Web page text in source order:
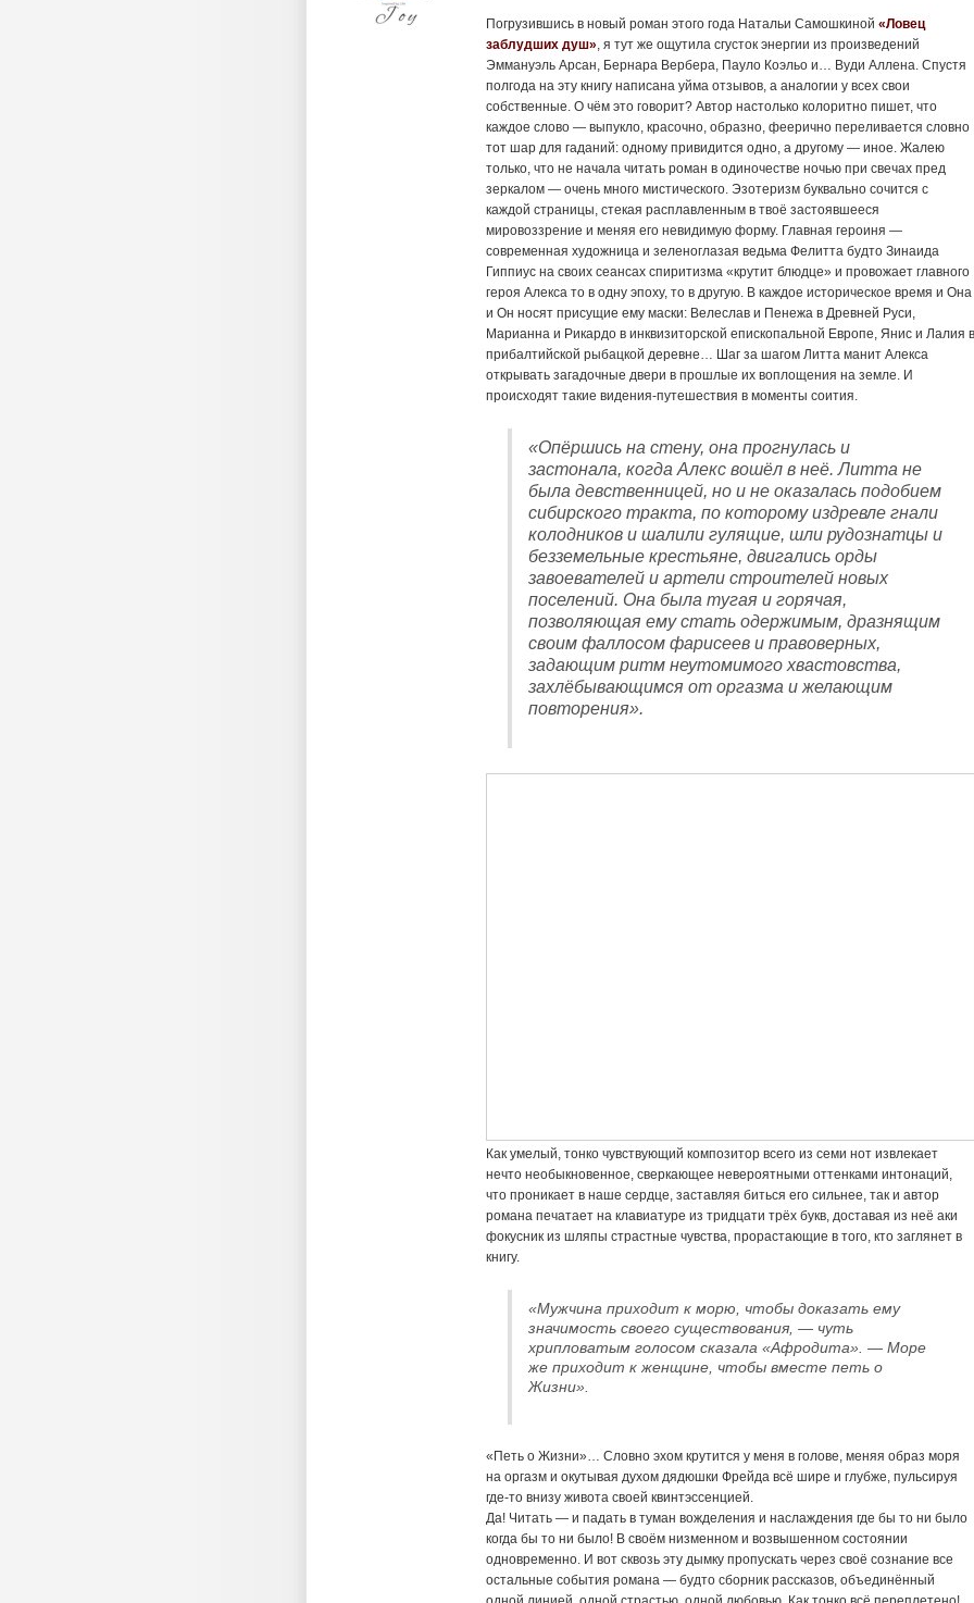
Погрузившись в новый роман этого года Натальи Самошкиной «Ловец
заблудших душ», я тут же ощутила сгусток энергии из произведений
Эммануэль Арсан, Бернара Вербера, Пауло Коэльо и… Вуди Аллена. Спустя
полгода на эту книгу написана уйма отзывов, а аналогии у всех свои
собственные. О чём это говорит? Автор настолько колоритно пишет, что
каждое слово — выпукло, красочно, образно, феерично переливается словно
тот шар для гаданий: одному привидится одно, а другому — иное. Жалею
только, что не начала читать роман в одиночестве ночью при свечах пред
зеркалом — очень много мистического. Эзотеризм буквально сочится с
каждой страницы, стекая расплавленным в твоё застоявшееся
мировоззрение и меняя его невидимую форму. Главная героиня —
современная художница и зеленоглазая ведьма Фелитта будто Зинаида
Гиппиус на своих сеансах спиритизма «крутит блюдце» и провожает главного
героя Алекса то в одну эпоху, то в другую. В каждое историческое время и Она
и Он носят присущие ему маски: Велеслав и Пенежа в Древней Руси,
Марианна и Рикардо в инквизиторской епископальной Европе, Янис и Лалия в
прибалтийской рыбацкой деревне… Шаг за шагом Литта манит Алекса
открывать загадочные двери в прошлые их воплощения на земле. И
происходят такие видения-путешествия в моменты соития.
«Опёршись на стену, она прогнулась и
застонала, когда Алекс вошёл в неё. Литта не
была девственницей, но и не оказалась подобием
сибирского тракта, по которому издревле гнали
колодников и шалили гулящие, шли рудознатцы и
безземельные крестьяне, двигались орды
завоевателей и артели строителей новых
поселений. Она была тугая и горячая,
позволяющая ему стать одержимым, дразнящим
своим фаллосом фарисеев и правоверных,
задающим ритм неутомимого хвастовства,
захлёбывающимся от оргазма и желающим
повторения».
Как умелый, тонко чувствующий композитор всего из семи нот извлекает
нечто необыкновенное, сверкающее невероятными оттенками интонаций,
что проникает в наше сердце, заставляя биться его сильнее, так и автор
романа печатает на клавиатуре из тридцати трёх букв, доставая из неё аки
фокусник из шляпы страстные чувства, прорастающие в того, кто заглянет в
книгу.
«Мужчина приходит к морю, чтобы доказать ему
значимость своего существования, — чуть
хрипловатым голосом сказала «Афродита». — Море
же приходит к женщине, чтобы вместе петь о
Жизни».
«Петь о Жизни»… Словно эхом крутится у меня в голове, меняя образ моря
на оргазм и окутывая духом дядюшки Фрейда всё шире и глубже, пульсируя
где-то внизу живота своей квинтэссенцией.
Да! Читать — и падать в туман вожделения и наслаждения где бы то ни было
когда бы то ни было! В своём низменном и возвышенном состоянии
одновременно. И вот сквозь эту дымку пропускать через своё сознание все
остальные события романа — будто сборник рассказов, объединённый